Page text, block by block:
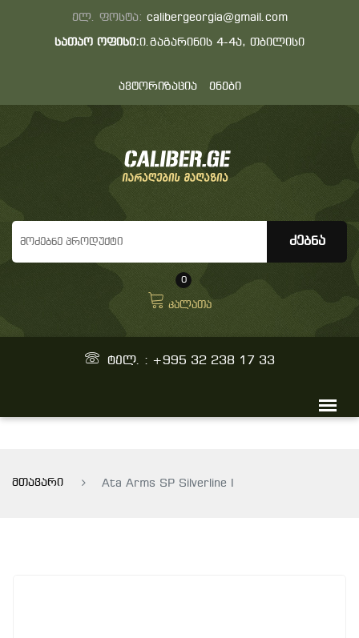
ელ. ფოსტა: calibergeorgia@gmail.com
სათაო ოფისი:ი.გაგარინის 4-4ა, თბილისი
ავტორიზაცია ენები
0
კალათა
ტელ. : +995 32 238 17 33
მთავარი Ata Arms SP Silverline I